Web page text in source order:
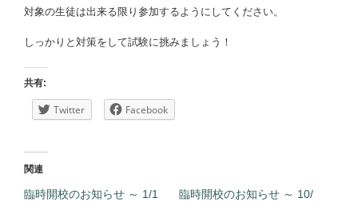
対象の生徒は出来る限り参加するようにしてください。
しっかりと対策をして試験に挑みましょう！
共有:
Twitter Facebook
関連
臨時開校のお知らせ ～ 1/1
臨時開校のお知らせ ～ 10/